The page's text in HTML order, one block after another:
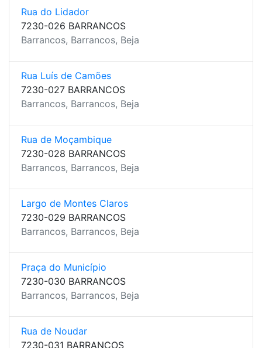
Rua do Lidador
7230-026 BARRANCOS
Barrancos, Barrancos, Beja
Rua Luís de Camões
7230-027 BARRANCOS
Barrancos, Barrancos, Beja
Rua de Moçambique
7230-028 BARRANCOS
Barrancos, Barrancos, Beja
Largo de Montes Claros
7230-029 BARRANCOS
Barrancos, Barrancos, Beja
Praça do Município
7230-030 BARRANCOS
Barrancos, Barrancos, Beja
Rua de Noudar
7230-031 BARRANCOS